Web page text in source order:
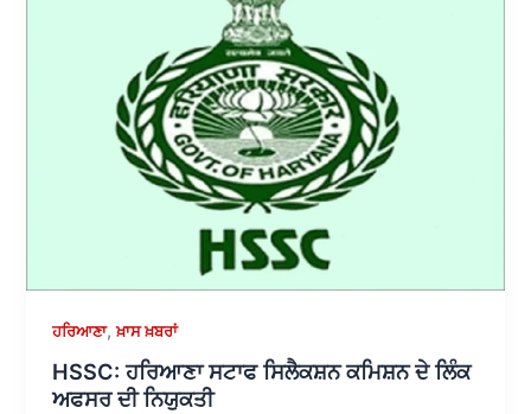
ਹਰਿਆਣਾ,ਖ਼ਾਸ ਖ਼ਬਰਾਂ
HSSC: ਹਰਿਆਣਾ ਸਟਾਫ ਸਿਲੈਕਸ਼ਨ ਕਮਿਸ਼ਨ ਦੇ ਲਿੰਕ
ਅਫਸਰ ਦੀ ਨਿਯੁਕਤੀ